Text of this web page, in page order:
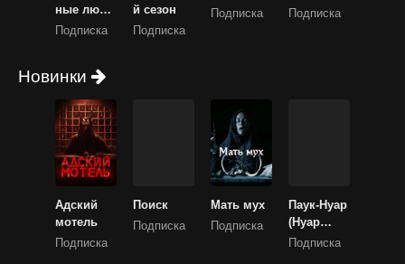
ные люди
2Подписка
й сезон
Подписка
Подписка
Подписка
Новинки
Адский
мотель
Подписка
Поиск
Подписка
Мать мух
Подписка
Паук-Нуар
(Нуар
версия)
Подписка